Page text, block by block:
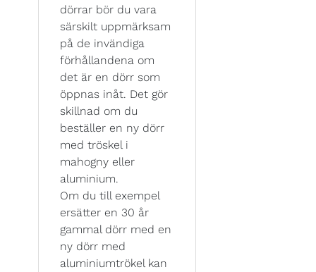
dörrar bör du vara
särskilt uppmärksam
på de invändiga
förhållandena om
det är en dörr som
öppnas inåt. Det gör
skillnad om du
beställer en ny dörr
med tröskel i
mahogny eller
aluminium.
Om du till exempel
ersätter en 30 år
gammal dörr med en
ny dörr med
aluminiumtrökel kan